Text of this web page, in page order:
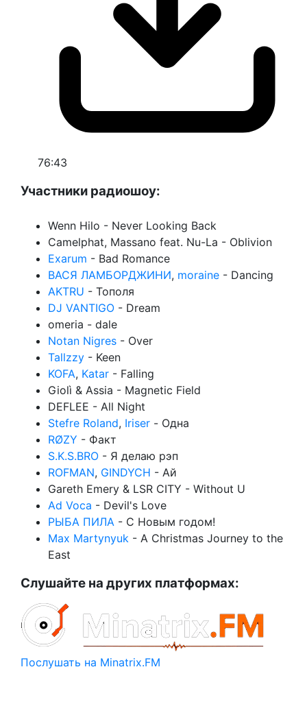
76:43
Участники радиошоу:
Wenn Hilo - Never Looking Back
Camelphat, Massano feat. Nu-La - Oblivion
Exarum - Bad Romance
ВАСЯ ЛАМБОРДЖИНИ, moraine - Dancing
AKTRU - Тополя
DJ VANTIGO - Dream
omeria - dale
Notan Nigres - Over
Tallzzy - Keen
KOFA, Katar - Falling
Giolì & Assia - Magnetic Field
DEFLEE - All Night
Stefre Roland, Iriser - Одна
RØZY - Факт
S.K.S.BRO - Я делаю рэп
ROFMAN, GINDYCH - Ай
Gareth Emery & LSR CITY - Without U
Ad Voca - Devil's Love
РЫБА ПИЛА - С Новым годом!
Max Martynyuk - A Christmas Journey to the
East
Слушайте на других платформах:
Послушать на Minatrix.FM